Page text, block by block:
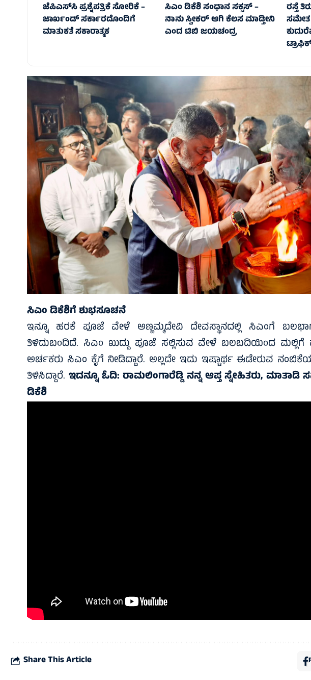
ಜೆಪಿಎಸ್‌ಸಿ ಪ್ರಶ್ನೆಪತ್ರಿಕೆ ಸೋರಿಕೆ –
ಜಾರ್ಖಂಡ್‌ ಸರ್ಕಾರದೊಂದಿಗೆ
ಮಾತುಕತೆ ಸಕಾರಾತ್ಮಕ
ಸಿಎಂ ಡಿಕೆಶಿ ಸಂಧಾನ ಸಕ್ಸಸ್‌ –
ನಾನು ಸ್ವೀಕರ್ ಆಗಿ ಕೆಲಸ ಮಾಡ್ತೀನಿ
ಎಂದ ಟಿಬಿ ಜಯಚಂದ್ರ
ರಸ್ತೆ
ಸಮೇತ
ಸಿಎಂ ಡಿಕೆಶಿಗೆ ಶುಭಸೂಚನೆ
ಇನ್ನೂ ಹರಕೆ ಪೂಜೆ ವೇಳೆ ಅಣ್ಣಮ್ಮದೇವಿ ದೇವಸ್ಥಾನದಲ್ಲಿ ಸಿಎಂಗೆ
ತಿಳಿದುಬಂದಿದೆ. ಸಿಎಂ ಖುದ್ದು ಪೂಜೆ ಸಲ್ಲಿಸುವ ವೇಳೆ ಬಲಬದಿಯಿಂದ ಮಲ್ಲಿಗೆ
ಅರ್ಚಕರು ಸಿಎಂ ಕೈಗೆ ನೀಡಿದ್ದಾರೆ. ಅಲ್ಲದೇ ಇದು ಇಷ್ಟಾರ್ಥ ಈಡೇರುವ
ತಿಳಿಸಿದ್ದಾರೆ. ಇದನ್ನೂ ಓದಿ:ರಾಮಲಿಂಗಾರೆಡ್ಡಿ ನನ್ನ ಆಪ್ತ ಸ್ನೇಹಿತರು, ಮಾತಾಡಿ
ಡಿಕೆಶಿ
Share This Article